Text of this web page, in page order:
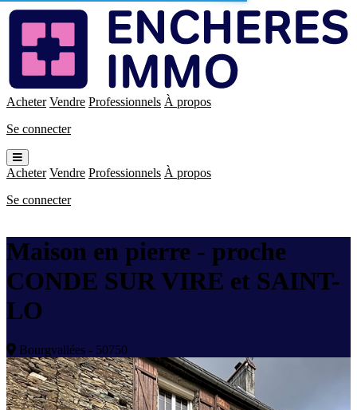
Enchères
Immo
Acheter Vendre Professionnels À propos
Se connecter
Ouvrir
le
menu
Acheter Vendre Professionnels À propos
Se connecter
Maison en pierre - proche
CONDE SUR VIRE et SAINT-
LO
Bourgvallées - 50750